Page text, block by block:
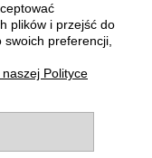
plików i przejść do
preferencji,
Polityce